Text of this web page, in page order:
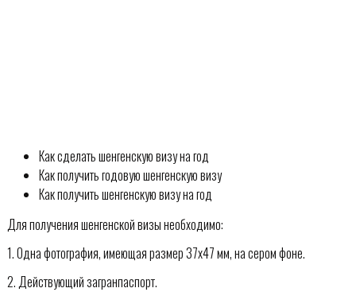
Как сделать шенгенскую визу на год
Как получить годовую шенгенскую визу
Как получить шенгенскую визу на год
Для получения шенгенской визы необходимо:
1. Одна фотография, имеющая размер 37х47 мм, на сером фоне.
2. Действующий загранпаспорт.